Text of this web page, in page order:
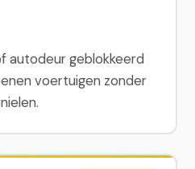
autodeur geblokkeerd
voertuigen zonder